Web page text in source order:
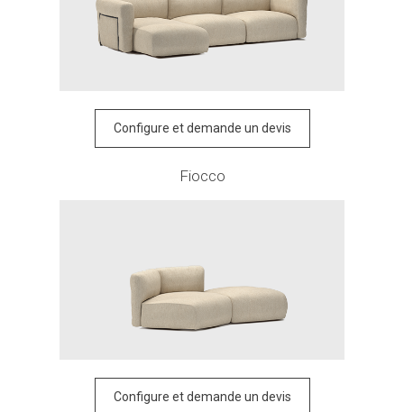
Configure et demande un devis
Fiocco
Configure et demande un devis